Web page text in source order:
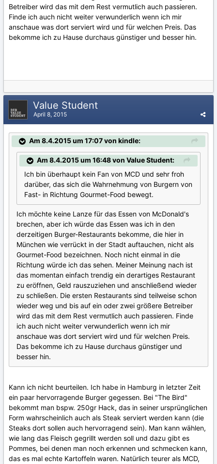
Betreiber wird das mit dem Rest vermutlich auch passieren.
Finde ich auch nicht weiter verwunderlich wenn ich mir
anschaue was dort serviert wird und für welchen Preis. Das
bekomme ich zu Hause durchaus günstiger und besser hin.
Value Student
April 8, 2015
Am 8.4.2015 um 17:07 von kindle:
Am 8.4.2015 um 16:48 von Value Student:
Ich bin überhaupt kein Fan von MCD und sehr froh
darüber, das sich die Wahrnehmung von Burgern von
Fast- in Richtung Gourmet-Food bewegt.
Ich möchte keine Lanze für das Essen von McDonald's
brechen, aber ich würde das Essen was ich in den
derzeitigen Burger-Restaurants bekomme, die hier in
München wie verrückt in der Stadt auftauchen, nicht als
Gourmet-Food bezeichnen. Noch nicht einmal in die
Richtung würde ich das sehen. Meiner Meinung nach ist
das momentan einfach trendig ein derartiges Restaurant
zu eröffnen, Geld rauszuziehen und anschließend wieder
zu schließen. Die ersten Restaurants sind teilweise schon
wieder weg und bis auf ein oder zwei größere Betreiber
wird das mit dem Rest vermutlich auch passieren. Finde
ich auch nicht weiter verwunderlich wenn ich mir
anschaue was dort serviert wird und für welchen Preis.
Das bekomme ich zu Hause durchaus günstiger und
besser hin.
Kann ich nicht beurteilen. Ich habe in Hamburg in letzter Zeit
ein paar hervorragende Burger gegessen. Bei "The Bird"
bekommt man bspw. 250gr Hack, das in seiner ursprünglichen
Form wahrscheinlich auch als Steak serviert werden kann (die
Steaks dort sollen auch hervorragend sein). Man kann wählen,
wie lang das Fleisch gegrillt werden soll und dazu gibt es
Pommes, bei denen man noch erkennen und schmecken kann,
das es mal echte Kartoffeln waren. Natürlich teurer als MCD,